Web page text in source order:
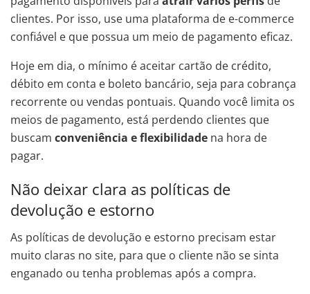
clientes. Por isso, use uma plataforma de e-commerce
confiável e que possua um meio de pagamento eficaz.
Hoje em dia, o mínimo é aceitar cartão de crédito,
débito em conta e boleto bancário, seja para cobrança
recorrente ou vendas pontuais. Quando você limita os
meios de pagamento, está perdendo clientes que
buscam conveniência e flexibilidade na hora de
pagar.
Não deixar clara as políticas de
devolução e estorno
As políticas de devolução e estorno precisam estar
muito claras no site, para que o cliente não se sinta
enganado ou tenha problemas após a compra.